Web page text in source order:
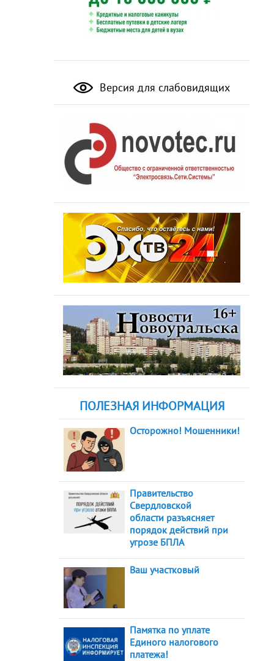
Версия для слабовидящих
ПОЛЕЗНАЯ ИНФОРМАЦИЯ
Осторожно! Мошенники!
Правительство
Свердловской
области разъясняет
порядок действий при
угрозе БПЛА
Ваш участковый
Памятка по уплате
Единого налогового
платежа!